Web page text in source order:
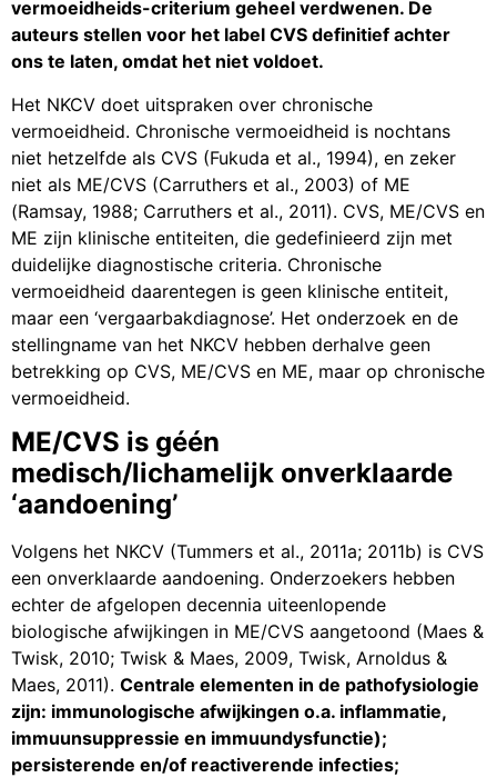
vermoeidheids-criterium geheel verdwenen. De
auteurs stellen voor het label CVS definitief achter
ons te laten, omdat het niet voldoet.
Het NKCV doet uitspraken over chronische
vermoeidheid. Chronische vermoeidheid is nochtans
niet hetzelfde als CVS (Fukuda et al., 1994), en zeker
niet als ME/CVS (Carruthers et al., 2003) of ME
(Ramsay, 1988; Carruthers et al., 2011). CVS, ME/CVS en
ME zijn klinische entiteiten, die gedefinieerd zijn met
duidelijke diagnostische criteria. Chronische
vermoeidheid daarentegen is geen klinische entiteit,
maar een ‘vergaarbakdiagnose’. Het onderzoek en de
stellingname van het NKCV hebben derhalve geen
betrekking op CVS, ME/CVS en ME, maar op chronische
vermoeidheid.
ME/CVS is géén
medisch/lichamelijk onverklaarde
‘aandoening’
Volgens het NKCV (Tummers et al., 2011a; 2011b) is CVS
een onverklaarde aandoening. Onderzoekers hebben
echter de afgelopen decennia uiteenlopende
biologische afwijkingen in ME/CVS aangetoond (Maes &
Twisk, 2010; Twisk & Maes, 2009, Twisk, Arnoldus &
Maes, 2011). Centrale elementen in de pathofysiologie
zijn: immunologische afwijkingen o.a. inflammatie,
immuunsuppressie en immuundysfunctie);
persisterende en/of reactiverende infecties;